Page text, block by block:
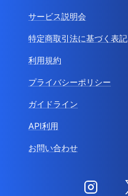
サービス説明会
特定商取引法に基づく表記
利用規約
プライバシーポリシー
ガイドライン
API利用
お問い合わせ